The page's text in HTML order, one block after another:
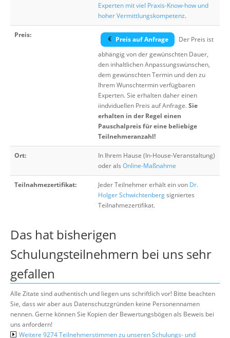
Experten mit viel Praxis-Know-how und
hoher Vermittlungskompetenz.
Preis:
Preis auf Anfrage
Der Preis ist
abhängig von der gewünschten Dauer,
den inhaltlichen Anpassungswünschen,
dem gewünschten Termin und den zu
Ihrem Wunschtermin verfügbaren
Experten. Sie erhalten daher einen
iindviduellen Preis auf Anfrage.Sie
erhalten in der Regel einen
Pauschalpreis für eine beliebige
Teilnehmeranzahl!
Ort:
In Ihrem Hause (In-House-Veranstaltung)
oder als Online-Maßnahme
Teilnahmezertifikat: Jeder Teilnehmer erhält ein von Dr.
Holger Schwichtenbergsigniertes
Teilnahmezertifikat.
Das hat bisherigen
Schulungsteilnehmern bei uns sehr
gefallen
Alle Zitate sind authentisch und liegen uns schriftlich vor! Bitte beachten
Sie, dass wir aber aus Datenschutzgründen keine Personennamen
nennen. Gerne können Sie Kopien der Bewertungsbögen als Beweis bei
uns anfordern!
Weitere 9274 Teilnehmerstimmen zu unseren Schulungs- und